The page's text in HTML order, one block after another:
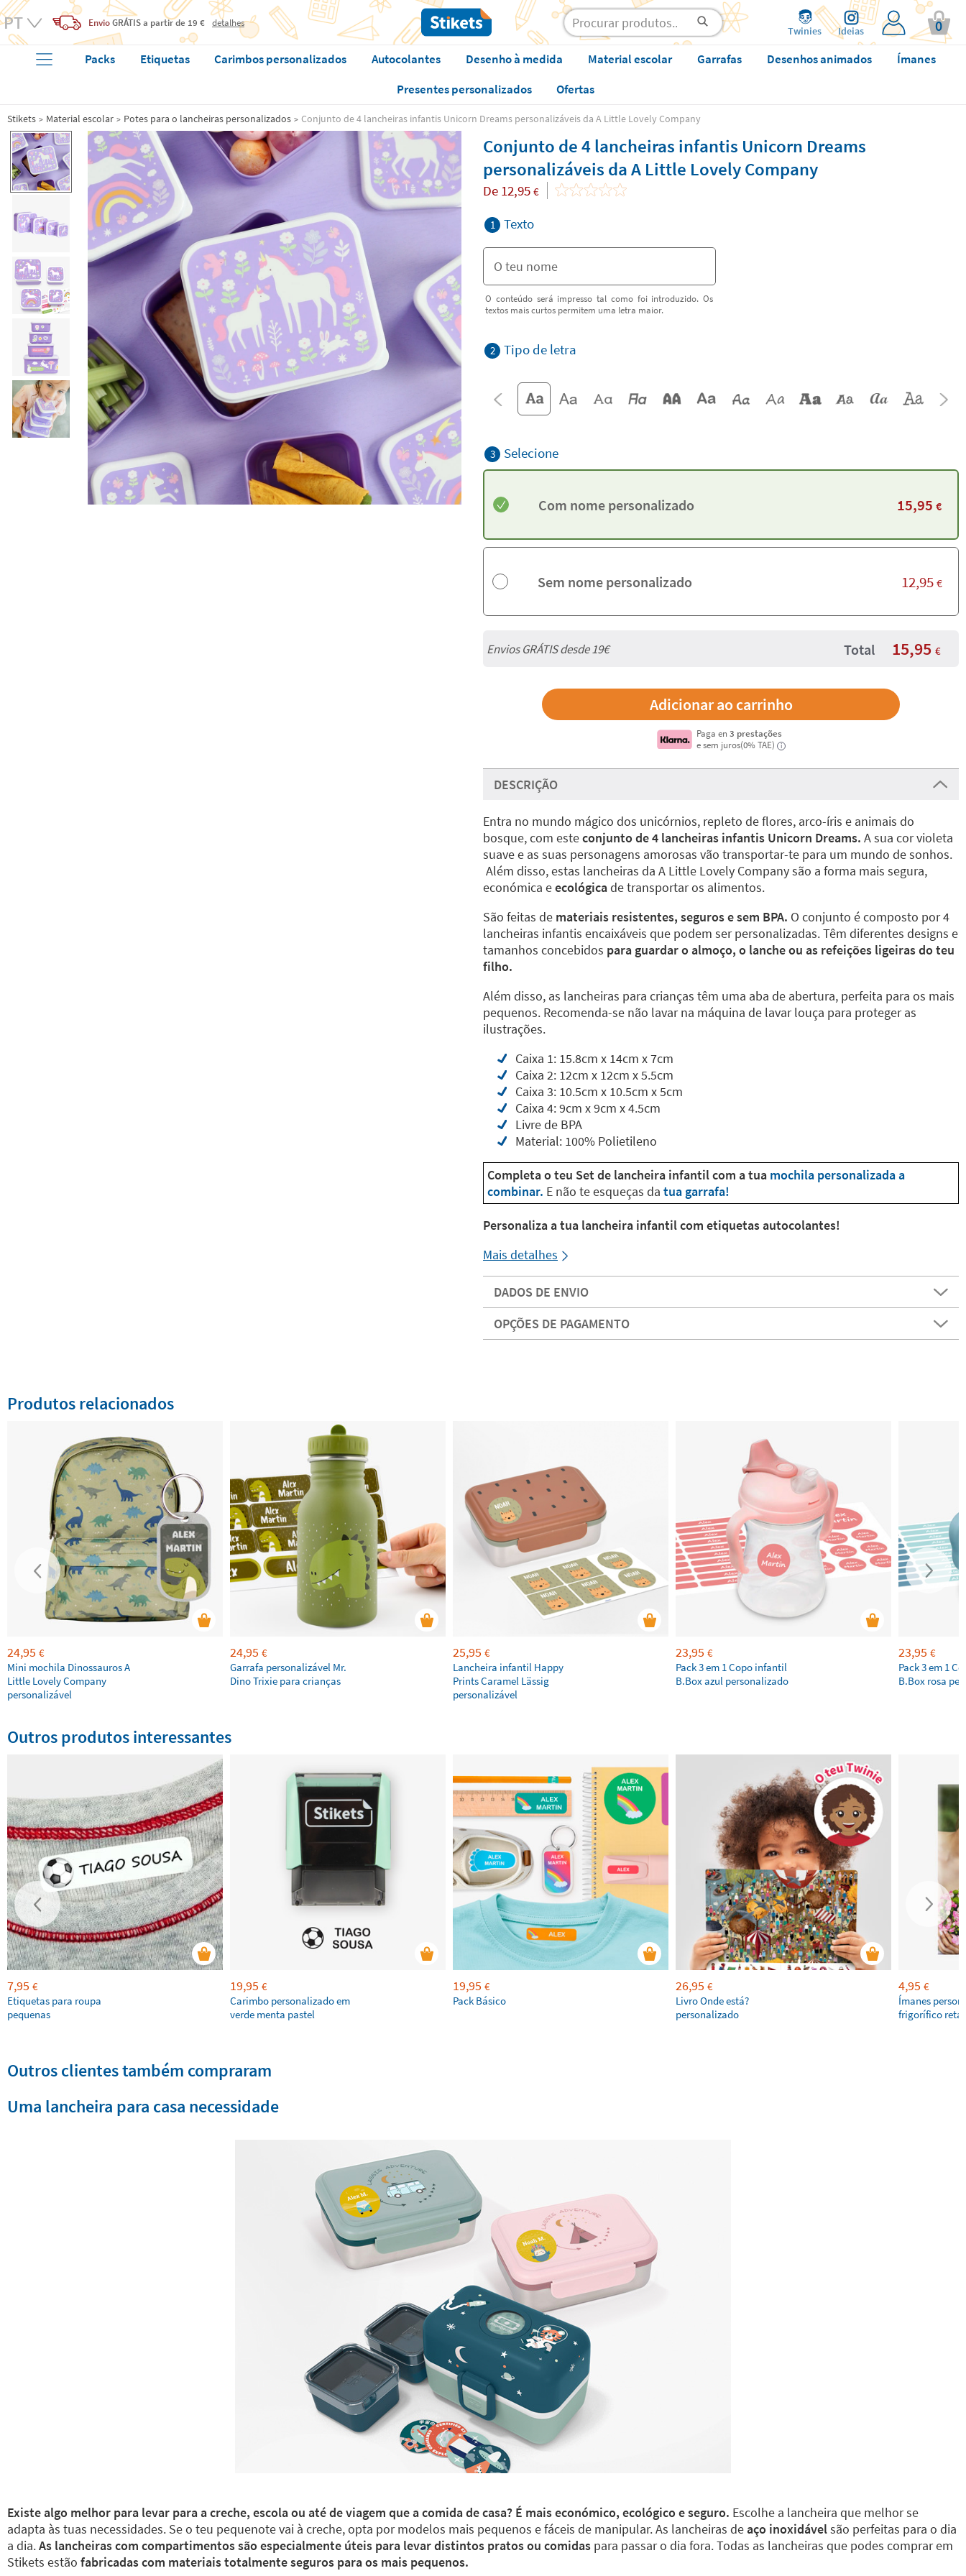
EnvioGRÁTISa partir de 19 € detalhes
Twinies Ideias 0
Packs Etiquetas Carimbos personalizados Autocolantes Desenho à medida Material escolar Garrafas Desenhos animados
Ímanes
Presentes personalizados
Ofertas
Stikets Material escolar Potes para o lancheiras personalizados Conjunto de 4 lancheiras infantis Unicorn Dreams personalizáveis da A Little Lovely Company
Conjunto de 4 lancheiras infantis Unicorn Dreams
personalizáveis da A Little Lovely Company
De 12,95 €
1 Texto
O conteúdo será impresso tal como foi introduzido. Os
textos mais curtos permitem uma letra maior.
2 Tipo de letra
3 Selecione
Com nome personalizado 15,95 €
Sem nome personalizado 12,95 €
Envios GRÁTIS desde 19€ Total 15,95 €
Paga en3 prestações
e sem juros(0% TAE)
i
DESCRIÇÃO
Entra no mundo mágico dos unicórnios, repleto de flores, arco-íris e animais do
bosque, com esteconjunto de 4 lancheiras infantis Unicorn Dreams. A sua cor violeta
suave e as suas personagens amorosas vão transportar-te para um mundo de sonhos.
Além disso, estas lancheiras da A Little Lovely Company são a forma mais segura,
económica eecológicade transportar os alimentos.
São feitas de materiais resistentes, seguros e sem BPA. O conjunto é composto por 4
lancheiras infantis encaixáveis que podem ser personalizadas. Têm diferentes designs e
tamanhos concebidos para guardar o almoço, o lanche ou as refeições ligeiras do teu
filho.
Além disso, as lancheiras para crianças têm uma aba de abertura, perfeita para os mais
pequenos. Recomenda-se não lavar na máquina de lavar louça para proteger as
ilustrações.
Caixa 1: 15.8cm x 14cm x 7cm
Caixa 2: 12cm x 12cm x 5.5cm
Caixa 3: 10.5cm x 10.5cm x 5cm
Caixa 4: 9cm x 9cm x 4.5cm
Livre de BPA
Material: 100% Polietileno
Completa o teu Set de lancheira infantil com a tua mochila personalizada a
combinar. E não te esqueças da tua garrafa!
Personaliza a tua lancheira infantil com etiquetas autocolantes!
Mais detalhes
DADOS DE ENVIO
OPÇÕES DE PAGAMENTO
Produtos relacionados
24,95 €
Mini mochila Dinossauros A
Little Lovely Company
personalizável
24,95 €
Garrafa personalizável Mr.
Dino Trixie para crianças
25,95 €
Lancheira infantil Happy
Prints Caramel Lässig
personalizável
23,95 €
Pack 3 em 1 Copo infantil
B.Box azul personalizado
23,95 €
Pack 3 em 1
B.Box rosa
Outros produtos interessantes
7,95 €
Etiquetas para roupa
pequenas
19,95 €
Carimbo personalizado em
verde menta pastel
19,95 €
Pack Básico
26,95 €
Livro Onde está?
personalizado
4,95 €
Ímanes
frigorífico
Outros clientes também compraram
Uma lancheira para casa necessidade
Existe algo melhor para levar para a creche, escola ou até de viagem que a comida de casa? É mais económico, ecológico e seguro. Escolhe a lancheira que melhor se
adapta às tuas necessidades. Se o teu pequenote vai à creche, opta por modelos mais pequenos e fáceis de manipular. As lancheiras deaço inoxidávelsão perfeitas para o dia
a dia.As lancheiras com compartimentos são especialmente úteis para levar distintos pratos ou comidas para passar o dia fora. Todas as lancheiras que podes comprar em
Stikets estão fabricadas com materiais totalmente seguros para os mais pequenos.